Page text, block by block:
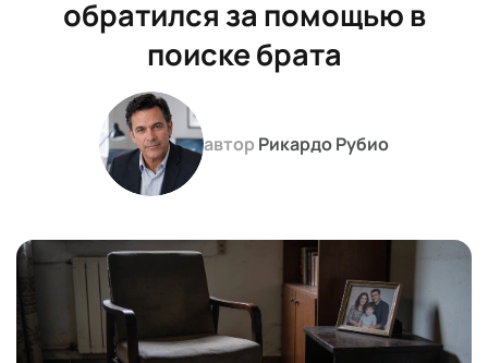
обратился за помощью в
поиске брата
автор Рикардо Рубио